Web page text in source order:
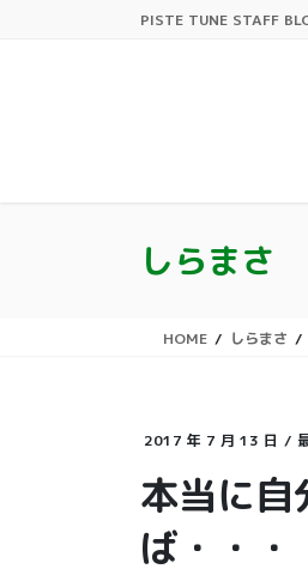
PISTE TUNE STAFF
しらまさ
HOME しらまさ
2017 年 7 月 13 日 /
本当に
ば・・・